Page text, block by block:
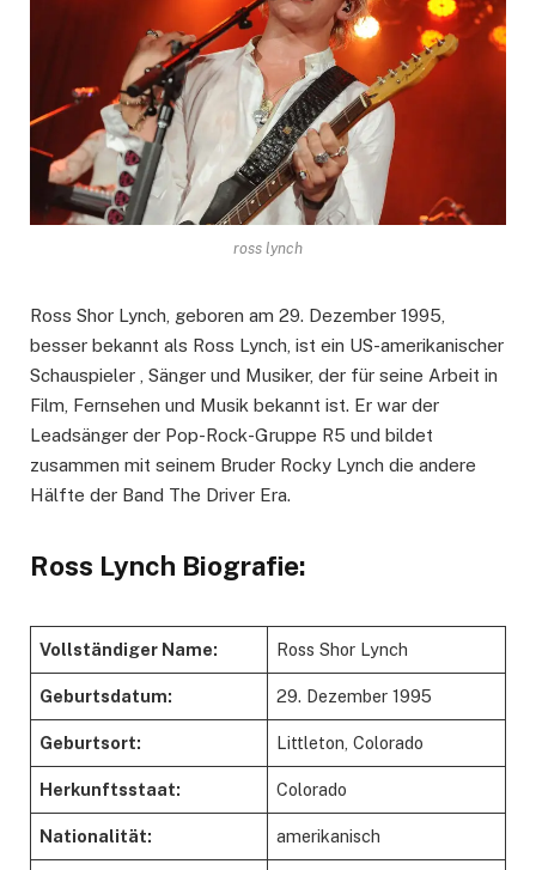
ross lynch
Ross Shor Lynch, geboren am 29. Dezember 1995,
besser bekannt als Ross Lynch, ist ein US-amerikanischer
Schauspieler , Sänger und Musiker, der für seine Arbeit in
Film, Fernsehen und Musik bekannt ist. Er war der
Leadsänger der Pop-Rock-Gruppe R5 und bildet
zusammen mit seinem Bruder Rocky Lynch die andere
Hälfte der Band The Driver Era.
Ross Lynch Biografie:
Vollständiger Name: Ross Shor Lynch
Geburtsdatum: 29. Dezember 1995
Geburtsort: Littleton, Colorado
Herkunftsstaat: Colorado
Nationalität: amerikanisch